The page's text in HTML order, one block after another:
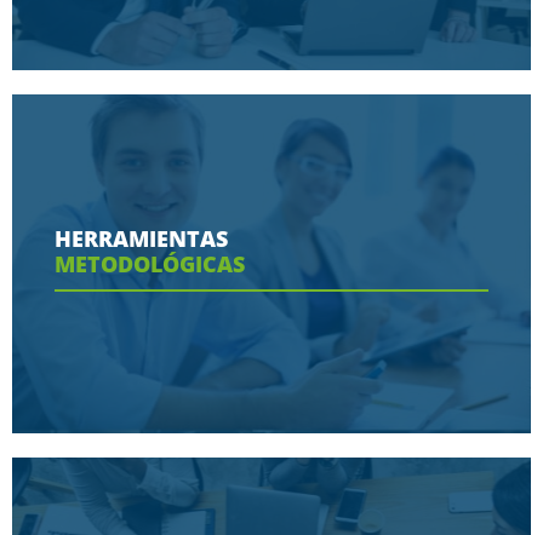
Conoce aquí las razones porque nos eligen
Ver más
HERRAMIENTAS
METODOLÓGICAS